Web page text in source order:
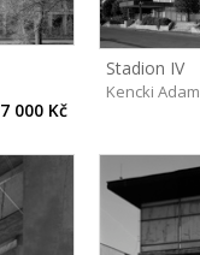
7 000 Kč
Stadion IV
Kencki Adam